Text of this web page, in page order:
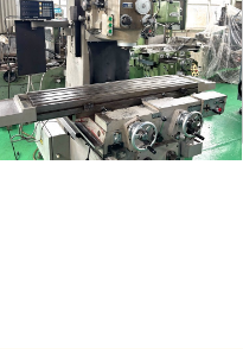
メーカー 山崎技研
形 式 YZ-75
年 式1992